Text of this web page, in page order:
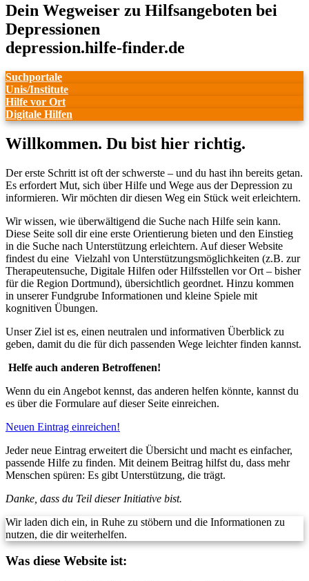
Dein Wegweiser zu Hilfsangeboten bei
Depressionen
depression.hilfe-finder.de
Suchportale
Unis/Institute
Hilfe vor Ort
Digitale Hilfen
Willkommen. Du bist hier richtig.
Der erste Schritt ist oft der schwerste – und du hast ihn bereits getan.
Es erfordert Mut, sich über Hilfe und Wege aus der Depression zu
informieren. Wir möchten dir diesen Weg ein Stück weit erleichtern.
Wir wissen, wie überwältigend die Suche nach Hilfe sein kann.
Diese Seite soll dir eine erste Orientierung bieten und den Einstieg
in die Suche nach Unterstützung erleichtern. Auf dieser Website
findest du eine Vielzahl von Unterstützungsmöglichkeiten (z.B. zur
Therapeutensuche, Digitale Hilfen oder Hilfsstellen vor Ort – bisher
für die Region Dortmund), übersichtlich geordnet. Hinzu kommen
in unserer Fundgrube Informationen und kleine Spiele mit
kognitiven Übungen.
Unser Ziel ist es, einen neutralen und informativen Überblick zu
geben, damit du die für dich passenden Wege leichter finden kannst.
Helfe auch anderen Betroffenen!
Wenn du ein Angebot kennst, das anderen helfen könnte, kannst du
es über die Formulare auf dieser Seite einreichen.
Neuen Eintrag einreichen!
Jeder neue Eintrag erweitert die Übersicht und macht es einfacher,
passende Hilfe zu finden. Mit deinem Beitrag hilfst du, dass mehr
Menschen spüren: Es gibt Unterstützung, die trägt.
Danke, dass du Teil dieser Initiative bist.
Wir laden dich ein, in Ruhe zu stöbern und die Informationen zu
nutzen, die dir weiterhelfen.
Was diese Website ist: